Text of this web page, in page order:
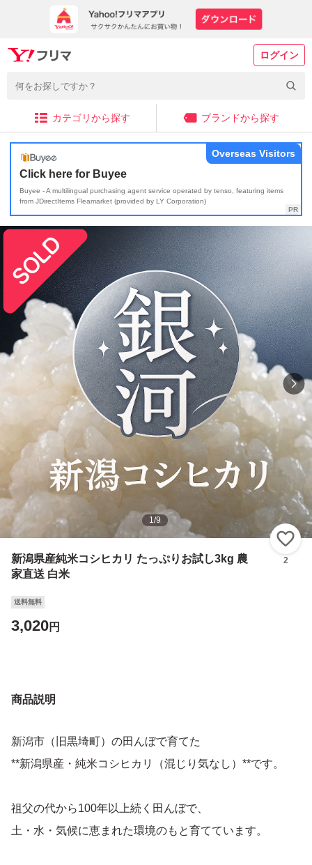
ログイン
カテゴリから探す ブランドから探す
Click here for Buyee
Buyee - A multilingual purchasing agent service operated by tenso, featuring items
from JDirectItems Fleamarket (provided by LY Corporation)
Overseas Visitors
1/9
新潟県産純米コシヒカリ たっぷりお試し3kg 農
家直送 白米
2
送料無料
3,020円
商品説明
新潟市（旧黒埼町）の田んぼで育てた
**新潟県産・純米コシヒカリ（混じり気なし）**です。
祖父の代から100年以上続く田んぼで、
土・水・気候に恵まれた環境のもと育てています。